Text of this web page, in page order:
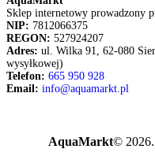
Sklep internetowy prowadzony
NIP: 7812066375
REGON: 527924207
Adres: ul. Wilka 91, 62-080
wysyłkowej)
Telefon: 665 950 928
Email: info@aquamarkt.pl
AquaMarkt© 2026.